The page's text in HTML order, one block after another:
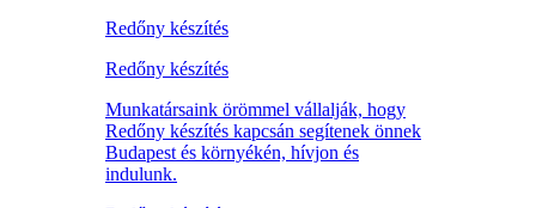
Redőny készítés
Redőny készítés
Munkatársaink örömmel vállalják, hogy
Redőny készítés kapcsán segítenek önnek
Budapest és környékén, hívjon és
indulunk.